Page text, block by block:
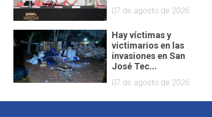
07 de agosto de 2026
Hay víctimas y
victimarios en las
invasiones en San
José Tec...
07 de agosto de 2026